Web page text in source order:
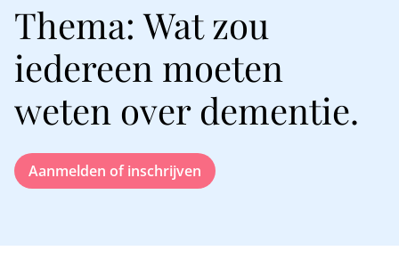
Thema: Wat zou
iedereen moeten
weten over dementie.
Aanmelden of inschrijven